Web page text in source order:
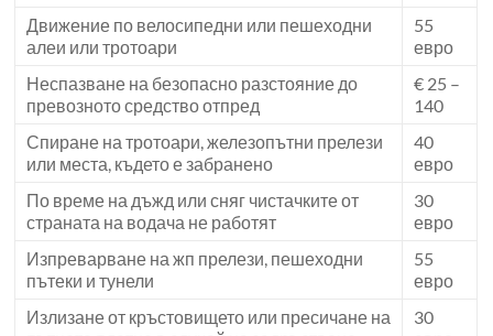
Движение по велосипедни или пешеходни
алеи или тротоари
55
евро
Неспазване на безопасно разстояние до
превозното средство отпред
€ 25 –
140
Спиране на тротоари, железопътни прелези
или места, където е забранено
40
евро
По време на дъжд или сняг чистачките от
страната на водача не работят
30
евро
Изпреварване на жп прелези, пешеходни
пътеки и тунели
55
евро
Излизане от кръстовището или пресичане на
30